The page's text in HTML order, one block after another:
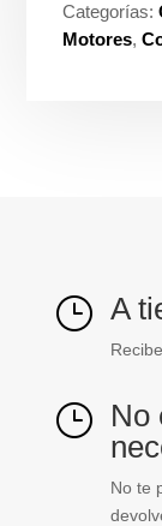
Categorías:
Motores,
} A
} No
No te